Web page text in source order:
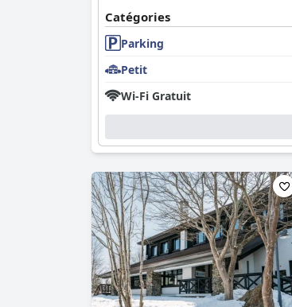
Catégories
Parking
Petit
Wi-Fi Gratuit